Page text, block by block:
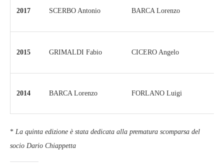
2017 SCERBO Antonio BARCA Lorenzo
2015 GRIMALDI Fabio CICERO Angelo
2014 BARCA Lorenzo FORLANO Luigi
* La quinta edizione è stata dedicata alla prematura scomparsa del
socio Dario Chiappetta